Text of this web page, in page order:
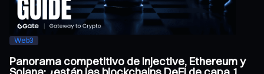
Web3
Panorama competitivo de Injective, Ethereum y